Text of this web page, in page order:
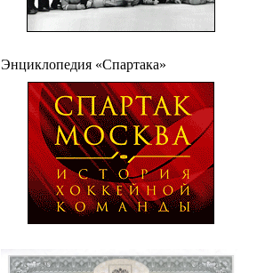
Энциклопедия «Спартака»